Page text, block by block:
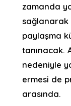
zamanda
sağlanarak
paylaşma
tanınacak.
nedeniyle
ermesi de
arasında.